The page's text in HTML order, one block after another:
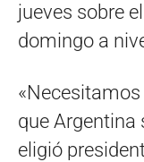
jueves sobre
domingo a
que Argentina
eligió